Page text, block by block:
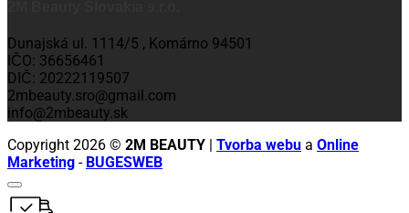
Dunajská ul. 1114/5 , Komárno 94501
IČO: 36656461
DIČ: 20222119507
2mbeauty.sro@gmail.com
info@2mbeauty.sk
Copyright 2026 © 2M BEAUTY | Tvorba webu a Online
Marketing - BUGESWEB